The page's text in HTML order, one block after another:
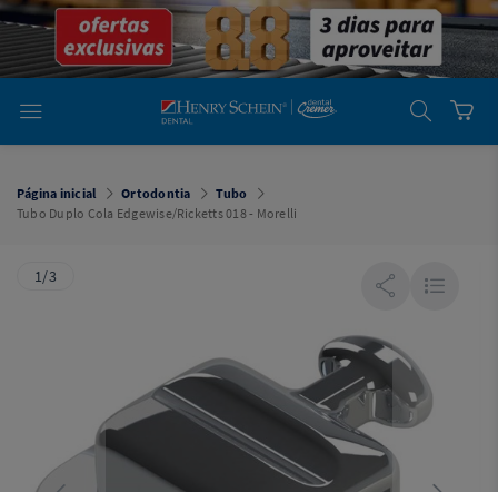
emDental
Cremer -
Henry Schein
Laboratório
Laboratório
Cremer -
Henry Schein
Simples
Dental
Software
Odontológico
Página inicial Ortodontia
Tubo
Tubo Duplo Cola Edgewise/Ricketts 018 - Morelli
1/3